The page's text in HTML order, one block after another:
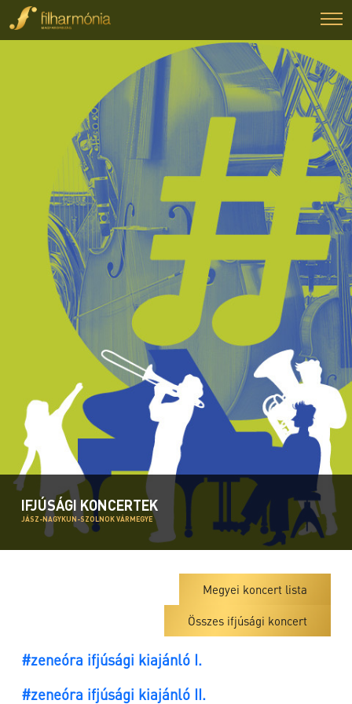
IFJÚSÁGI KONCERTEK
JÁSZ-NAGYKUN-SZOLNOK VÁRMEGYE
Megyei koncert lista
Összes ifjúsági koncert
#zeneóra ifjúsági kiajánló I.
#zeneóra ifjúsági kiajánló II.